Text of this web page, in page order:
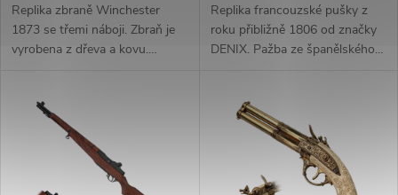
Replika zbraně Winchester
1873 se třemi náboji. Zbraň je
vyrobena z dřeva a kovu.
nabíjení a vyhazování nábojnic
pomocí pákového mechanismu,
dle pravé předlohy.
Replika francouzské pušky z
roku přibližně 1806 od značky
DENIX. Pažba ze španělského
vážící 2,8kg.